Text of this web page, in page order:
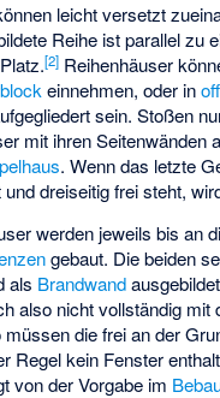
leicht versetzt
Reihe ist parallel zu
[2] Reihenhäuser
einnehmen, oder in
sein. Stoßen
mit ihren Seitenwänden
. Wenn das letzte
und dreiseitig frei steht,
werden jeweils bis an
gebaut. Die beiden
als Brandwand
also nicht vollständig mit
die frei an der
Regel kein Fenster
von der Vorgabe im